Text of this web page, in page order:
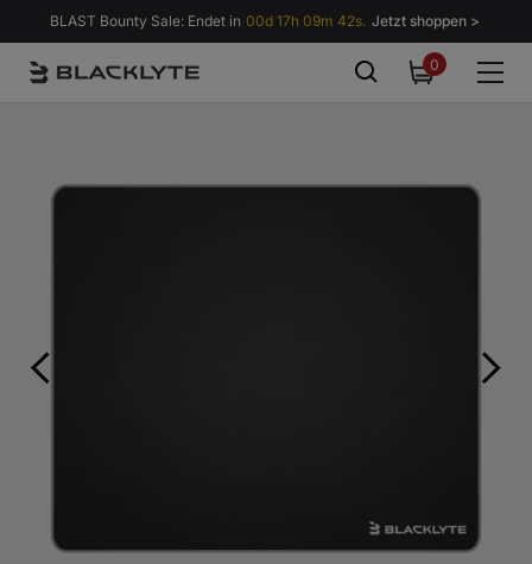
Zum Inhalt springen
BLAST Bounty Sale: Endet in 00d 17h 09m 41s. Jetzt shoppen >
00